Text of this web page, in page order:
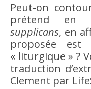
Peut-on
prétend en
supplicans, en
proposée
« liturgique » ?
traduction
Clement par